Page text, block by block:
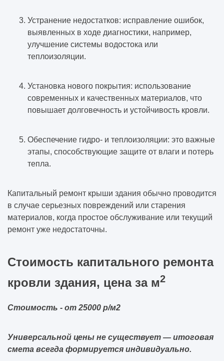
Устранение недостатков: исправление ошибок,
выявленных в ходе диагностики, например,
улучшение системы водостока или
теплоизоляции.
Установка нового покрытия: использование
современных и качественных материалов, что
повышает долговечность и устойчивость кровли.
Обеспечение гидро- и теплоизоляции: это важные
этапы, способствующие защите от влаги и потерь
тепла.
Капитальный ремонт крыши здания обычно проводится
в случае серьезных повреждений или старения
материалов, когда простое обслуживание или текущий
ремонт уже недостаточны.
Стоимость капитального ремонта
кровли здания, цена за м2
Стоимость - от 25000 р/м2
Универсальной цены не существует — итоговая
смета всегда формируется индивидуально.